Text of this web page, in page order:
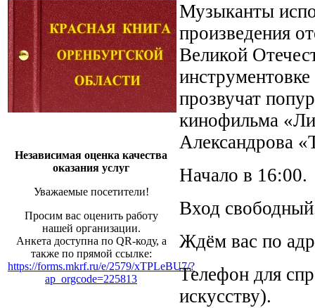
Независимая оценка качества
оказания услуг
Уважаемые посетители!
Просим вас оценить работу
нашей организации.
Анкета доступна по QR-коду, а
также по прямой ссылке:
https://forms.mkrf.ru/e/2579/xTPLeBU7/?
ap_orgcode=225813
Музыканты
произведения
Великой
прозвучат
кинофильма
Александрова
Начало в 16:00.
Вход
Ждём вас по
Телефон для
искусству).